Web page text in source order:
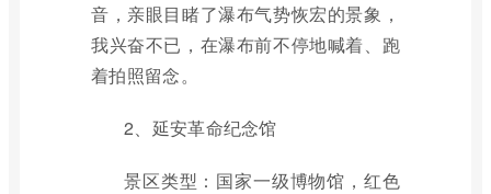
音，亲眼目睹了瀑布气势恢宏的景象，
我兴奋不已，在瀑布前不停地喊着、跑
着拍照留念。
2、延安革命纪念馆
景区类型：国家一级博物馆，红色